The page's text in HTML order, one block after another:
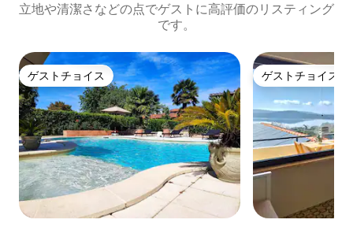
立地や清潔さなどの点でゲストに高評価のリスティング
です。
ゲストチョイス
ゲストチョイス ゲストチョイス
ゲストチョイス